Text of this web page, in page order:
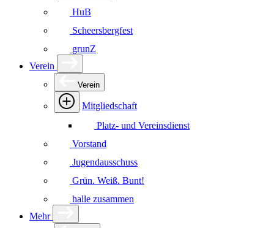
HuB
Scheersbergfest
grunZ
Verein
Verein
Mitgliedschaft
Platz- und Vereinsdienst
Vorstand
Jugendausschuss
Grün. Weiß. Bunt!
halle zusammen
Mehr